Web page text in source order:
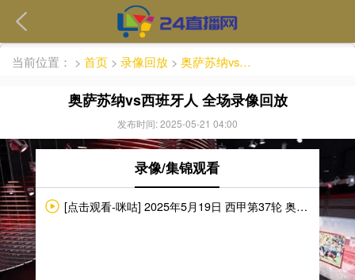
繁體
当前位置： > 首页 > 录像回放 > 奥萨苏纳vs西班牙人 全场录像回放
奥萨苏纳vs西班牙人 全场录像回放
发布时间: 2025-05-21 04:00
录像/集锦观看
[点击观看-咪咕] 2025年5月19日 西甲第37轮 奥萨苏纳vs西班牙人 完整录像回放